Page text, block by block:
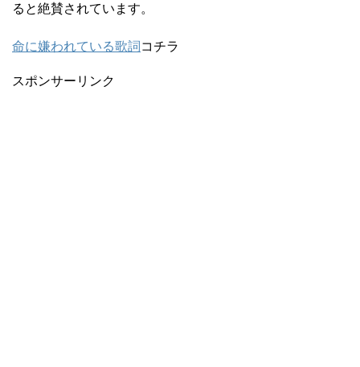
ると絶賛されています。
命に嫌われている歌詞 コチラ
スポンサーリンク